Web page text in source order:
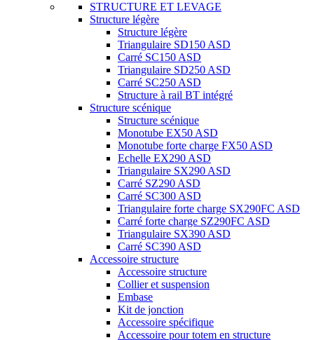
STRUCTURE ET LEVAGE
Structure légère
Structure légère
Triangulaire SD150 ASD
Carré SC150 ASD
Triangulaire SD250 ASD
Carré SC250 ASD
Structure à rail BT intégré
Structure scénique
Structure scénique
Monotube EX50 ASD
Monotube forte charge FX50 ASD
Echelle EX290 ASD
Triangulaire SX290 ASD
Carré SZ290 ASD
Carré SC300 ASD
Triangulaire forte charge SX290FC ASD
Carré forte charge SZ290FC ASD
Triangulaire SX390 ASD
Carré SC390 ASD
Accessoire structure
Accessoire structure
Collier et suspension
Embase
Kit de jonction
Accessoire spécifique
Accessoire pour totem en structure